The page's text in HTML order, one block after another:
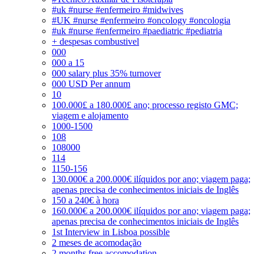
#uk #nurse #enfermeiro #midwives
#UK #nurse #enfermeiro #oncology #oncologia
#uk #nurse #enfermeiro #paediatric #pediatria
+ despesas combustivel
000
000 a 15
000 salary plus 35% turnover
000 USD Per annum
10
100.000£ a 180.000£ ano; processo registo GMC;
viagem e alojamento
1000-1500
108
108000
114
1150-156
130.000€ a 200.000€ ilíquidos por ano; viagem paga;
apenas precisa de conhecimentos iniciais de Inglês
150 a 240€ à hora
160.000€ a 200.000€ ilíquidos por ano; viagem paga;
apenas precisa de conhecimentos iniciais de Inglês
1st Interview in Lisboa possible
2 meses de acomodação